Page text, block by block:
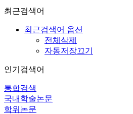
최근검색어
최근검색어 옵션
전체삭제
자동저장끄기
인기검색어
통합검색
국내학술논문
학위논문